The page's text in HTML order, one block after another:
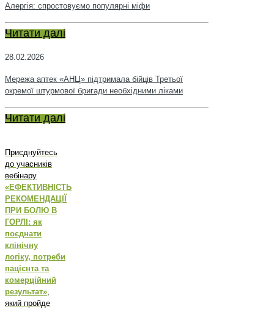
Алергія: спростовуємо популярні міфи
Читати далі
28.02.2026
Мережа аптек «АНЦ» підтримала бійців Третьої
окремої штурмової бригади необхідними ліками
Читати далі
Приєднуйтесь
до учасників
вебінару
«ЕФЕКТИВНІСТЬ
РЕКОМЕНДАЦІЇ
ПРИ БОЛЮ В
ГОРЛІ: як
поєднати
клінічну
логіку, потреби
пацієнта та
комерційний
результат»
який пройде